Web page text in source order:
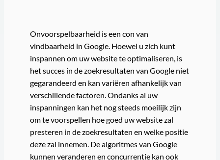
Onvoorspelbaarheid is een con van
vindbaarheid in Google. Hoewel u zich kunt
inspannen om uw website te optimaliseren, is
het succes in de zoekresultaten van Google niet
gegarandeerd en kan variëren afhankelijk van
verschillende factoren. Ondanks al uw
inspanningen kan het nog steeds moeilijk zijn
om te voorspellen hoe goed uw website zal
presteren in de zoekresultaten en welke positie
deze zal innemen. De algoritmes van Google
kunnen veranderen en concurrentie kan ook